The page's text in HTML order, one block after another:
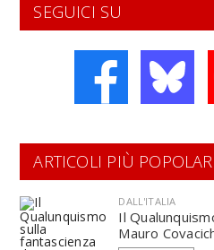
SEGUICI SU
ARTICOLI PIÙ
DALL'ITALIA
Il
Mauro